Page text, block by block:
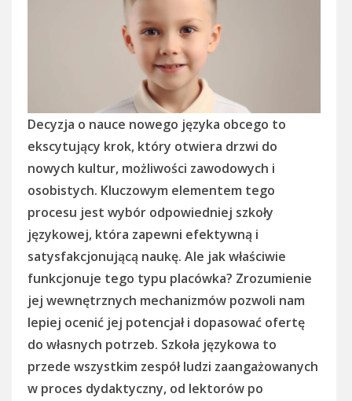
Decyzja o nauce nowego języka obcego to
ekscytujący krok, który otwiera drzwi do
nowych kultur, możliwości zawodowych i
osobistych. Kluczowym elementem tego
procesu jest wybór odpowiedniej szkoły
językowej, która zapewni efektywną i
satysfakcjonującą naukę. Ale jak właściwie
funkcjonuje tego typu placówka? Zrozumienie
jej wewnętrznych mechanizmów pozwoli nam
lepiej ocenić jej potencjał i dopasować ofertę
do własnych potrzeb. Szkoła językowa to
przede wszystkim zespół ludzi zaangażowanych
w proces dydaktyczny, od lektorów po